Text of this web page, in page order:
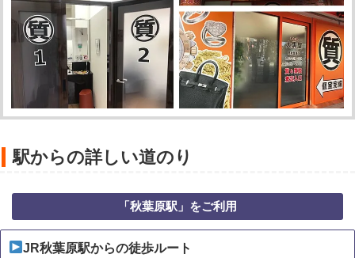
駅からの詳しい道のり
「秋葉原駅」をご利用
JR秋葉原駅からの徒歩ルート